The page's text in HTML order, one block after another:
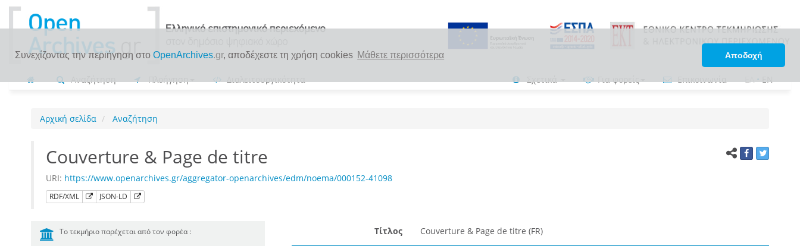
Συνεχίζοντας την περιήγηση στο OpenArchives.gr, αποδέχεστε τη χρήση cookies Μάθετε περισσότερα Αποδοχή
Αναζήτηση Πλοήγηση Διαλειτουργικότητα Σχετικά Για φορείς Επικοινωνία ΕΛ•EN
Αρχική σελίδα Αναζήτηση
Couverture & Page de titre
URI: https://www.openarchives.gr/aggregator-openarchives/edm/noema/000152-41098
RDF/XML JSON-LD
Το τεκμήριο παρέχεται από τον φορέα : Τίτλος Couverture & Page de titre (FR)